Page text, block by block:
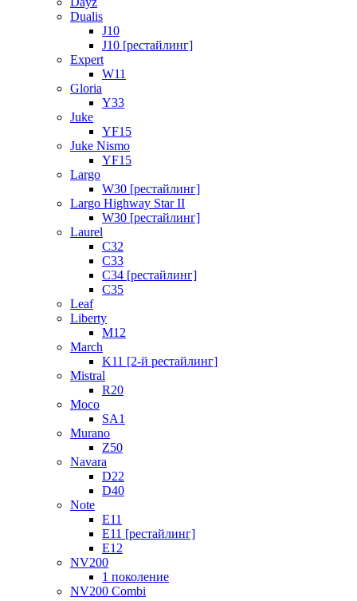
Dualis
J10
J10 [рестайлинг]
Expert
W11
Gloria
Y33
Juke
YF15
Juke Nismo
YF15
Largo
W30 [рестайлинг]
Largo Highway Star II
W30 [рестайлинг]
Laurel
C32
C33
C34 [рестайлинг]
C35
Leaf
Liberty
M12
March
K11 [2-й рестайлинг]
Mistral
R20
Moco
SA1
Murano
Z50
Navara
D22
D40
Note
E11
E11 [рестайлинг]
E12
NV200
1 поколение
NV200 Combi